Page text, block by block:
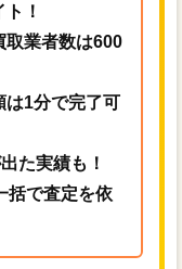
！
取業者数は600
は1分で完了可
た実績も！
括で査定を依